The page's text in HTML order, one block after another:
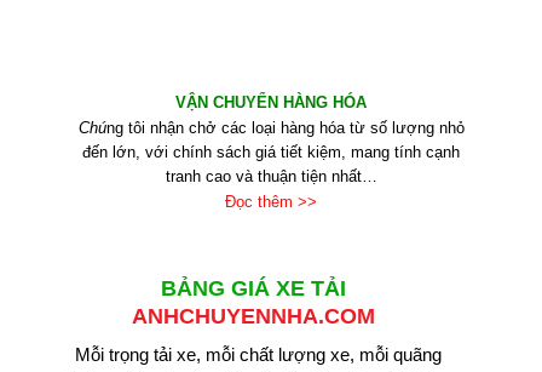
VẬN CHUYỂN HÀNG HÓA
Chúng tôi nhận chở các loại hàng hóa từ số lượng nhỏ
đến lớn, với chính sách giá tiết kiệm, mang tính cạnh
tranh cao và thuận tiện nhất…
Đọc thêm >>
BẢNG GIÁ XE TẢI
ANHCHUYENNHA.COM
Mỗi trọng tải xe, mỗi chất lượng xe, mỗi quãng